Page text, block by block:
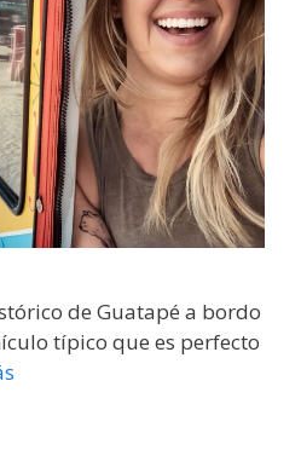
de Guatapé a bordo
típico que es perfecto